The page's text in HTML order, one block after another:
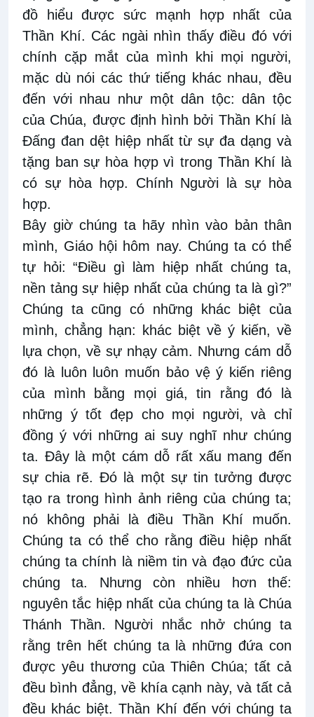
đồ hiểu được sức mạnh hợp nhất của
Thần Khí. Các ngài nhìn thấy điều đó với
chính cặp mắt của mình khi mọi người,
mặc dù nói các thứ tiếng khác nhau, đều
đến với nhau như một dân tộc: dân tộc
của Chúa, được định hình bởi Thần Khí là
Đấng đan dệt hiệp nhất từ sự đa dạng và
tặng ban sự hòa hợp vì trong Thần Khí là
có sự hòa hợp. Chính Người là sự hòa
hợp.
Bây giờ chúng ta hãy nhìn vào bản thân
mình, Giáo hội hôm nay. Chúng ta có thể
tự hỏi: “Điều gì làm hiệp nhất chúng ta,
nền tảng sự hiệp nhất của chúng ta là gì?”
Chúng ta cũng có những khác biệt của
mình, chẳng hạn: khác biệt về ý kiến, về
lựa chọn, về sự nhạy cảm. Nhưng cám dỗ
đó là luôn luôn muốn bảo vệ ý kiến riêng
của mình bằng mọi giá, tin rằng đó là
những ý tốt đẹp cho mọi người, và chỉ
đồng ý với những ai suy nghĩ như chúng
ta. Đây là một cám dỗ rất xấu mang đến
sự chia rẽ. Đó là một sự tin tưởng được
tạo ra trong hình ảnh riêng của chúng ta;
nó không phải là điều Thần Khí muốn.
Chúng ta có thể cho rằng điều hiệp nhất
chúng ta chính là niềm tin và đạo đức của
chúng ta. Nhưng còn nhiều hơn thế:
nguyên tắc hiệp nhất của chúng ta là Chúa
Thánh Thần. Người nhắc nhở chúng ta
rằng trên hết chúng ta là những đứa con
được yêu thương của Thiên Chúa; tất cả
đều bình đẳng, về khía cạnh này, và tất cả
đều khác biệt. Thần Khí đến với chúng ta